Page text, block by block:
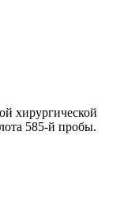
хирургической
585-й пробы.